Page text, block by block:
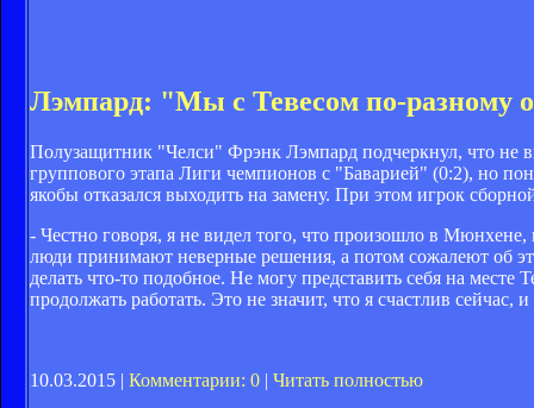
Лэмпард: "Мы с Тевесом по-разному
Полузащитник "Челси" Фрэнк Лэмпард подчеркнул, что не
группового этапа Лиги чемпионов с "Баварией" (0:2), но
якобы отказался выходить на замену. При этом игрок
- Честно говоря, я не видел того, что произошло в
люди принимают неверные решения, а потом сожалеют об
делать что-то подобное. Не могу представить себя на
продолжать работать. Это не значит, что я счастлив
10.03.2015 | Комментарии: 0 | Читать полностью